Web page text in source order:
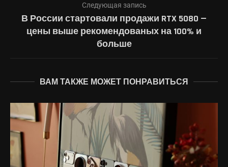
Следующая запись
В России стартовали продажи RTX 5080 —
цены выше рекомендованых на 100% и
больше
ВАМ ТАКЖЕ МОЖЕТ ПОНРАВИТЬСЯ